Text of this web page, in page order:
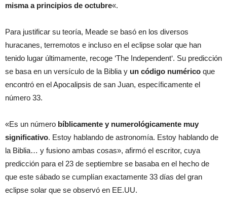
misma a principios de octubre«.
Para justificar su teoría, Meade se basó en los diversos
huracanes, terremotos e incluso en el eclipse solar que han
tenido lugar últimamente, recoge ‘The Independent‘. Su predicción
se basa en un versículo de la Biblia y un código numérico que
encontró en el Apocalipsis de san Juan, específicamente el
número 33.
«Es un número bíblicamente y numerológicamente muy
significativo. Estoy hablando de astronomía. Estoy hablando de
la Biblia… y fusiono ambas cosas», afirmó el escritor, cuya
predicción para el 23 de septiembre se basaba en el hecho de
que este sábado se cumplían exactamente 33 días del gran
eclipse solar que se observó en EE.UU.